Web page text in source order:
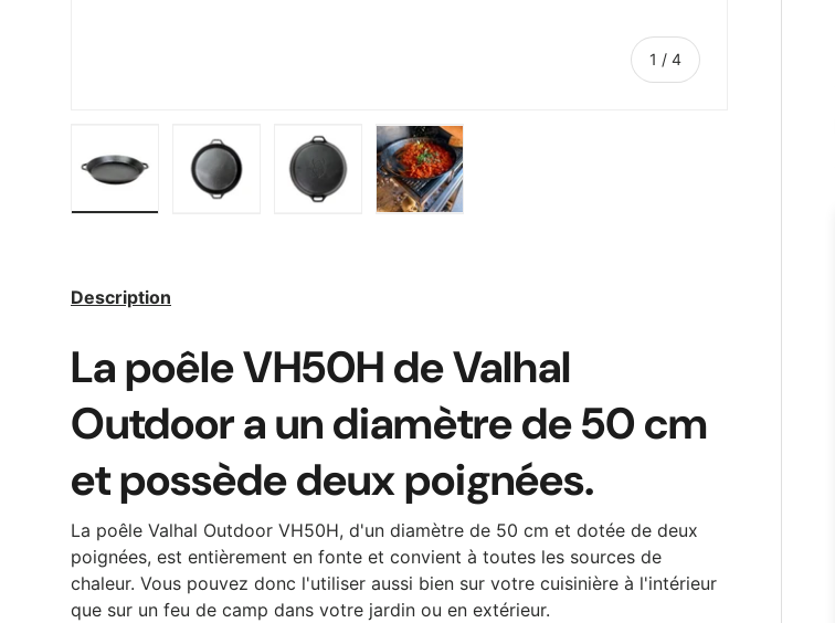
1 /de
4
Description
La poêle VH50H de Valhal
Outdoor a un diamètre de 50 cm
et possède deux poignées.
La poêle Valhal Outdoor VH50H, d'un diamètre de 50 cm et dotée de deux
poignées, est entièrement en fonte et convient à toutes les sources de
chaleur. Vous pouvez donc l'utiliser aussi bien sur votre cuisinière à l'intérieur
que sur un feu de camp dans votre jardin ou en extérieur.